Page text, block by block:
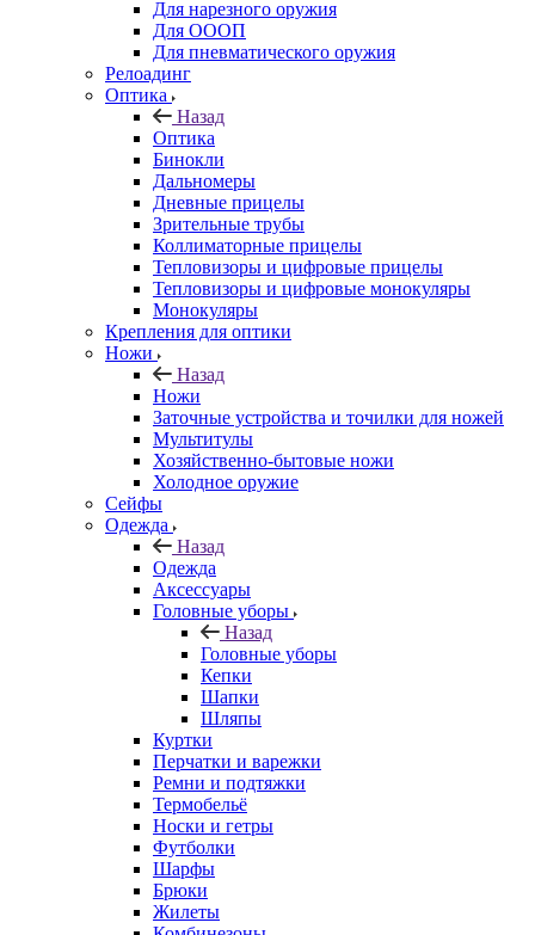
Для нарезного оружия
Для ОООП
Для пневматического оружия
Релоадинг
Оптика
Назад
Оптика
Бинокли
Дальномеры
Дневные прицелы
Зрительные трубы
Коллиматорные прицелы
Тепловизоры и цифровые прицелы
Тепловизоры и цифровые монокуляры
Монокуляры
Крепления для оптики
Ножи
Назад
Ножи
Заточные устройства и точилки для ножей
Мультитулы
Хозяйственно-бытовые ножи
Холодное оружие
Сейфы
Одежда
Назад
Одежда
Аксессуары
Головные уборы
Назад
Головные уборы
Кепки
Шапки
Шляпы
Куртки
Перчатки и варежки
Ремни и подтяжки
Термобельё
Носки и гетры
Футболки
Шарфы
Брюки
Жилеты